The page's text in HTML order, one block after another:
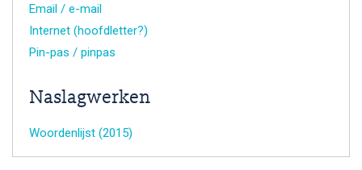
Email / e-mail
Internet (hoofdletter?)
Pin-pas / pinpas
Naslagwerken
Woordenlijst (2015)